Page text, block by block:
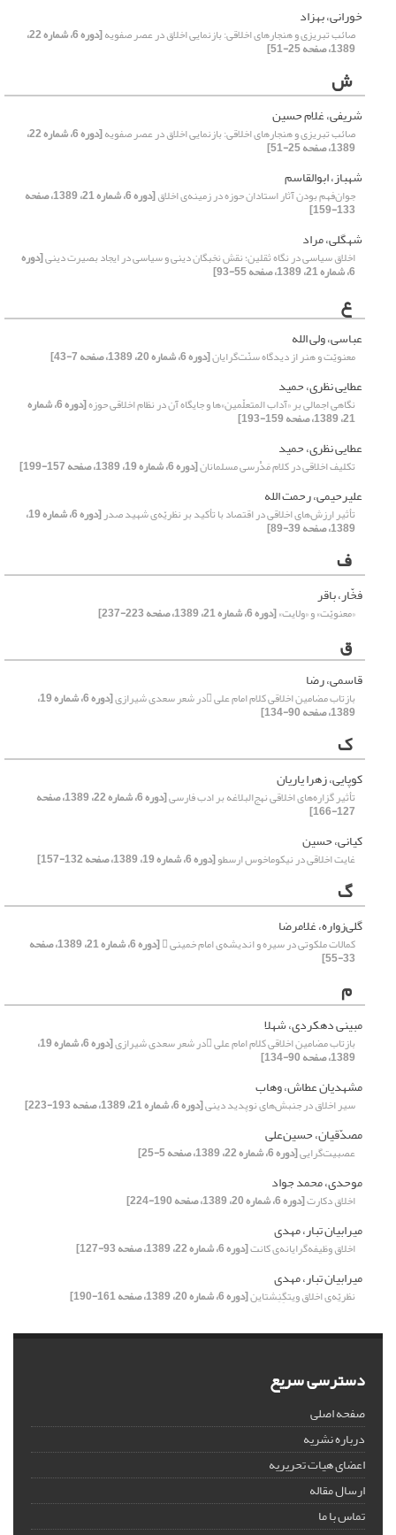
خورانی، بهزاد
صائب تبریزی و هنجارهای اخلاقی: بازنمایی اخلاق در عصر صفویه [دوره 6، شماره 22،
1389، صفحه 25-51]
ش
شریفی، غلام حسین
صائب تبریزی و هنجارهای اخلاقی: بازنمایی اخلاق در عصر صفویه [دوره 6، شماره 22،
1389، صفحه 25-51]
شهباز، ابوالقاسم
جوان‌فهم بودن آثار استادان حوزه در زمینه‌ی اخلاق [دوره 6، شماره 21، 1389، صفحه
133-159]
شهگلی، مراد
اخلاق سیاسی در نگاه ثقلین؛ نقش نخبگان دینی و سیاسی در ایجاد بصیرت دینی[دوره
6، شماره 21، 1389، صفحه 55-93]
ع
عباسی، ولی الله
معنویّت و هنر از دیدگاه سنّت‌گرایان[دوره 6، شماره 20، 1389، صفحه 7-43]
عطایی نظری، حمید
نگاهی اجمالی بر «آداب المتعلّمین»ها و جایگاه آن در نظام اخلاقی حوزه [دوره 6، شماره
21، 1389، صفحه 159-193]
عطایی نظری، حمید
تکلیف اخلاقی در کلام مَدْرسی مسلمانان[دوره 6، شماره 19، 1389، صفحه 157-199]
علیرحیمی، رحمت الله
تأثیر ارزش‌های اخلاقی در اقتصاد با تأکید بر نظریّه‌ی شهید صدر [دوره 6، شماره 19،
1389، صفحه 39-89]
ف
فخّار، باقر
«معنویّت» و «ولایت»[دوره 6، شماره 21، 1389، صفحه 223-237]
ق
قاسمی، رضا
بازتاب مضامین اخلاقی کلام امام علی در شعر سعدی شیرازی [دوره 6، شماره 19،
1389، صفحه 90-134]
ک
کوپایی، زهرا یاریان
تأثیر گزاره‌های اخلاقی نهج‌البلاغه بر ادب فارسی [دوره 6، شماره 22، 1389، صفحه
127-166]
کیانی، حسین
غایت اخلاقی در نیکوماخوس ارسطو[دوره 6، شماره 19، 1389، صفحه 132-157]
گ
گلی‌زواره، غلامرضا
کمالات ملکوتی در سیره و اندیشه‌ی امام خمینی  [دوره 6، شماره 21، 1389، صفحه
33-55]
م
مبینی دهکردی، شهلا
بازتاب مضامین اخلاقی کلام امام علی در شعر سعدی شیرازی [دوره 6، شماره 19،
1389، صفحه 90-134]
مشهدیان عطاش، وهاب
سیر اخلاق در جنبش‌های نوپدید دینی[دوره 6، شماره 21، 1389، صفحه 193-223]
مصدّقیان، حسین‌علی
عصبیت‌گرایی[دوره 6، شماره 22، 1389، صفحه 5-25]
موحدی، محمد جواد
اخلاق دکارت[دوره 6، شماره 20، 1389، صفحه 190-224]
میرابیان تبار، مهدی
اخلاق وظیفه‌گرایانه‌ی کانت[دوره 6، شماره 22، 1389، صفحه 93-127]
میرابیان تبار، مهدی
نظریّه‌ی اخلاق ویتگِنِشتاین[دوره 6، شماره 20، 1389، صفحه 161-190]
دسترسی سریع
صفحه اصلی
درباره نشریه
اعضای هیات تحریریه
ارسال مقاله
تماس با ما